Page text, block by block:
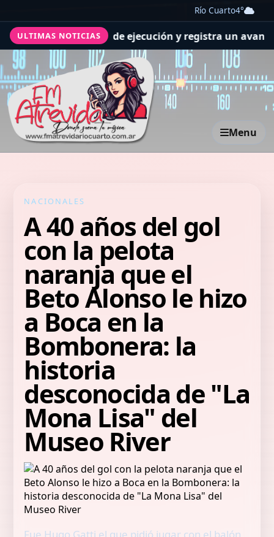
Río Cuarto4°
ULTIMAS NOTICIASde ejecución y registra un avance general
Menu
NACIONALES
A 40 años del gol
con la pelota
naranja que el
Beto Alonso le hizo
a Boca en la
Bombonera: la
historia
desconocida de "La
Mona Lisa" del
Museo River